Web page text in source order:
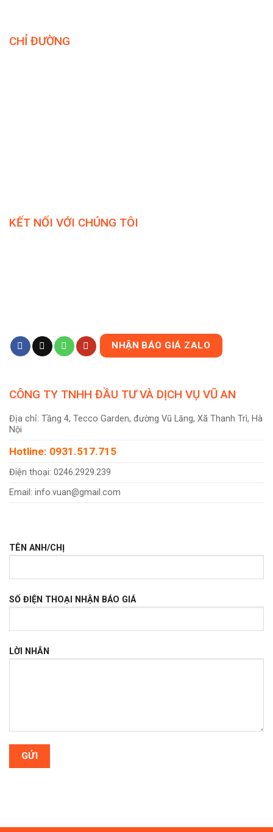
CHỈ ĐƯỜNG
KẾT NỐI VỚI CHÚNG TÔI
NHẬN BÁO GIÁ ZALO
CÔNG TY TNHH ĐẦU TƯ VÀ DỊCH VỤ VŨ AN
Địa chỉ: Tầng 4, Tecco Garden, đường Vũ Lăng, Xã Thanh Trì, Hà
Nội
Hotline: 0931.517.715
Điện thoại: 0246.2929.239
Email: info.vuan@gmail.com
TÊN ANH/CHỊ
SỐ ĐIỆN THOẠI NHẬN BÁO GIÁ
LỜI NHẮN